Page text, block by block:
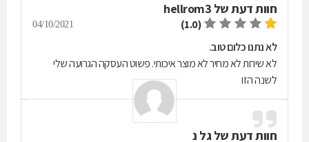
חוות דעת של hellrom3
(1.0)
04/10/2021
לא נתנו כלום טוב.
לא שירות לא מחיר לא מוצר איכותי. פשוט העסקה הגרועה שלי
לשנה הזו
חוות דעת שלגל נ